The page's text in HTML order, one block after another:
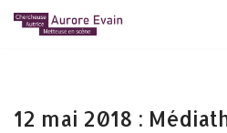
12 mai 2018 :